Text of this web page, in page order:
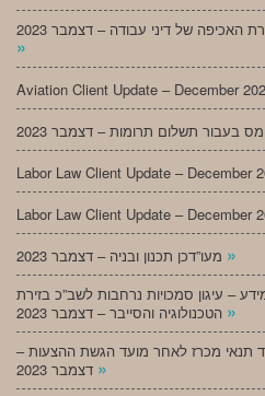
של דיני עבודה – דצמבר 2023
»
Aviation Client Update – December
Labor Law Client Update – December
Labor Law Client Update – December
»
מידע – עיגון סמכויות נרחבות לשב”כ בזירת
»
תנאי מכרז לאחר מועד הגשת ההצעות –
»